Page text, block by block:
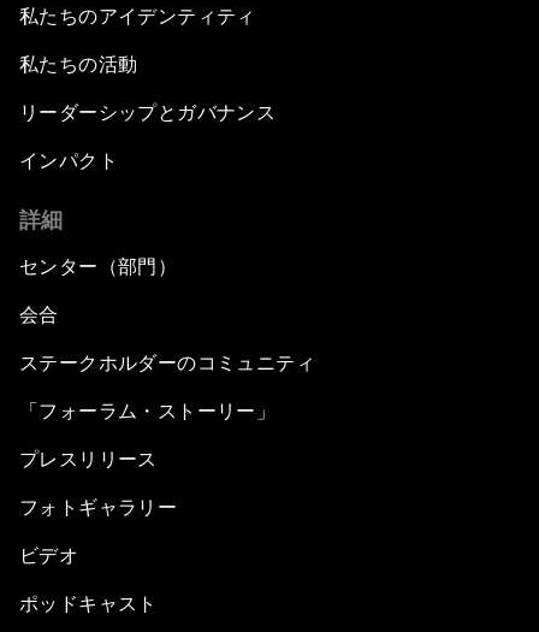
私たちのアイデンティティ
私たちの活動
リーダーシップとガバナンス
インパクト
詳細
センター（部門）
会合
ステークホルダーのコミュニティ
「フォーラム・ストーリー」
プレスリリース
フォトギャラリー
ビデオ
ポッドキャスト